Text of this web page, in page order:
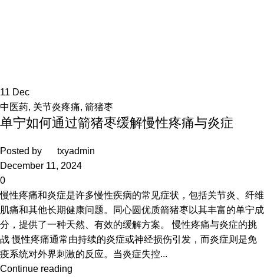
11 Dec
中医药, 关节炎疼痛, 箭猪枣
单宁如何通过箭猪枣缓解慢性疼痛与炎症
Posted by
txyadmin
December 11, 2024
0
慢性疼痛和炎症是许多慢性疾病的常见症状，包括关节炎、纤维
肌痛和其他长期健康问题。同心圆优质箭猪枣以其丰富的单宁成
分，提供了一种天然、有效的缓解方案。 慢性疼痛与炎症的挑
战 慢性疼痛通常由持续的炎症或神经损伤引发，而炎症则是免
疫系统对外界刺激的反应。当炎症失控...
Continue reading